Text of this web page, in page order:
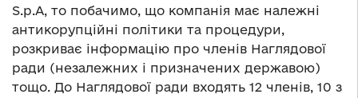
S.p.A, то побачимо, що компанія має належні
антикорупційні політики та процедури,
розкриває інформацію про членів Наглядової
ради (незалежних і призначених державою)
тощо. До Наглядової ради входять 12 членів, 10 з